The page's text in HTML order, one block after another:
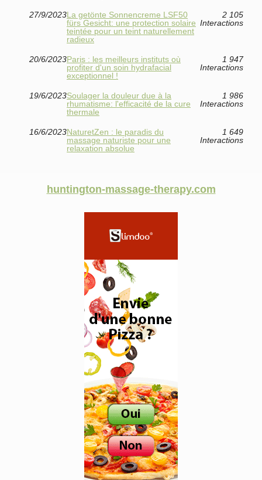
27/9/2023La getönte Sonnencreme LSF50
fürs Gesicht: une protection solaire
teintée pour un teint naturellement
radieux
2 105
Interactions
20/6/2023Paris : les meilleurs instituts où
profiter d'un soin hydrafacial
exceptionnel !
1 947
Interactions
19/6/2023Soulager la douleur due à la
rhumatisme: l'efficacité de la cure
thermale
1 986
Interactions
16/6/2023NaturetZen : le paradis du
massage naturiste pour une
relaxation absolue
1 649
Interactions
huntington-massage-therapy.com